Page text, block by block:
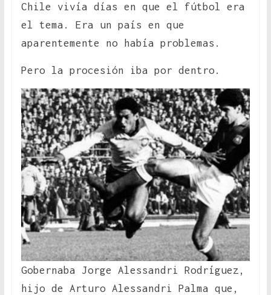
Chile vivía días en que el fútbol era
el tema. Era un país en que
aparentemente no había problemas.
Pero la procesión iba por dentro.
Gobernaba Jorge Alessandri Rodríguez,
hijo de Arturo Alessandri Palma que,